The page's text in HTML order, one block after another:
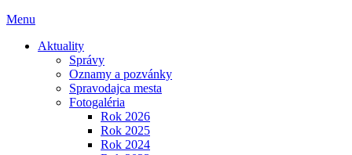
Menu
Aktuality
Správy
Oznamy a pozvánky
Spravodajca mesta
Fotogaléria
Rok 2026
Rok 2025
Rok 2024